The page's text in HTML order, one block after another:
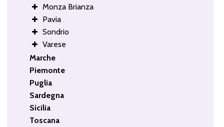
Monza Brianza
Pavia
Sondrio
Varese
Marche
Piemonte
Puglia
Sardegna
Sicilia
Toscana